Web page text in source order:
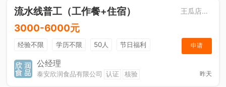
流水线普工（工作餐+住宿） 王瓜店街道
3000-6000元
经验不限 学历不限 50人
节日福利
工作餐
申请
公经理
泰安欣润食品有限公司 认证 核验 昨天